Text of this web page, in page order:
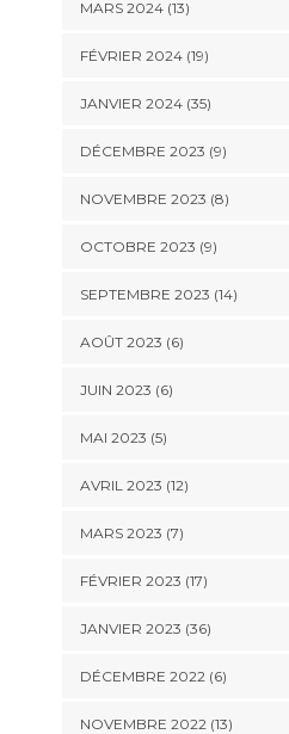
MARS 2024 (13)
FÉVRIER 2024 (19)
JANVIER 2024 (35)
DÉCEMBRE 2023 (9)
NOVEMBRE 2023 (8)
OCTOBRE 2023 (9)
SEPTEMBRE 2023 (14)
AOÛT 2023 (6)
JUIN 2023 (6)
MAI 2023 (5)
AVRIL 2023 (12)
MARS 2023 (7)
FÉVRIER 2023 (17)
JANVIER 2023 (36)
DÉCEMBRE 2022 (6)
NOVEMBRE 2022 (13)